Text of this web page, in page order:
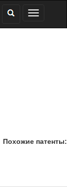
Похожие патенты: